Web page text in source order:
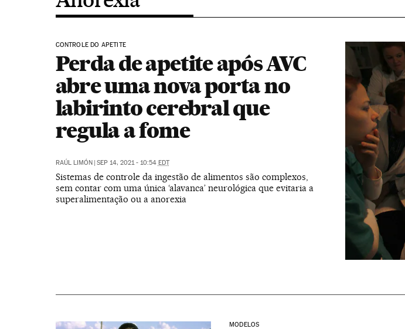
CONTROLE DO APETITE
Perda de apetite após AVC
abre uma nova porta no
labirinto cerebral que
regula a fome
RAÚL LIMÓN | SEP 14, 2021 - 10:54 EDT
Sistemas de controle da ingestão de alimentos são complexos,
sem contar com uma única ‘alavanca’ neurológica que evitaria a
superalimentação ou a anorexia
MODELOS